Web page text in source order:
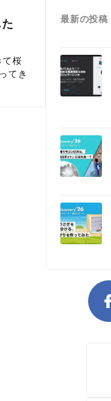
桜
てき
最新の投稿